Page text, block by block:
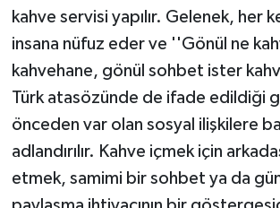
kahve servisi yapılır. Gelenek, her
insana nüfuz eder ve ''Gönül ne
kahvehane, gönül sohbet ister
Türk atasözünde de ifade edildiği
önceden var olan sosyal ilişkilere
adlandırılır. Kahve içmek için
etmek, samimi bir sohbet ya da